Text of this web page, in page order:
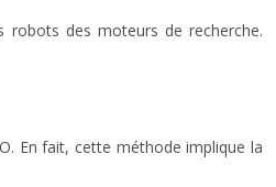
des moteurs de recherche.
. En fait, cette méthode implique la